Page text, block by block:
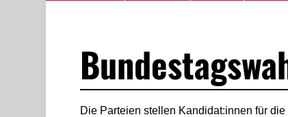
Die Parteien stellen Kandidat:innen für